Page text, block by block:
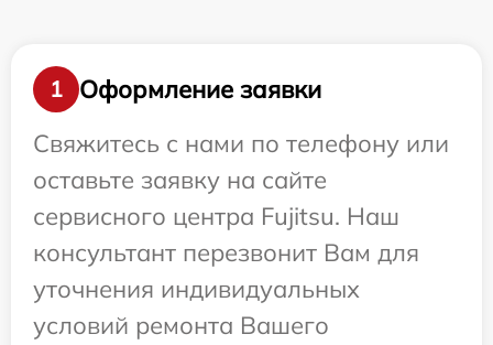
1
Оформление заявки
Свяжитесь с нами по телефону или
оставьте заявку на сайте
сервисного центра Fujitsu. Наш
консультант перезвонит Вам для
уточнения индивидуальных
условий ремонта Вашего